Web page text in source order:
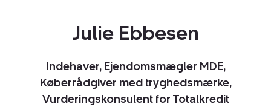
Julie Ebbesen
Indehaver, Ejendomsmægler MDE,
Køberrådgiver med tryghedsmærke,
Vurderingskonsulent for Totalkredit